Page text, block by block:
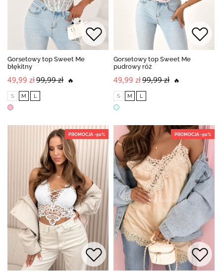
Gorsetowy top Sweet Me
błękitny
49,99 zł99,99 zł 🔥
S M L
Gorsetowy top Sweet Me
pudrowy róż
49,99 zł99,99 zł 🔥
S M L
PROMOCJA -50% PROMOCJA -50%